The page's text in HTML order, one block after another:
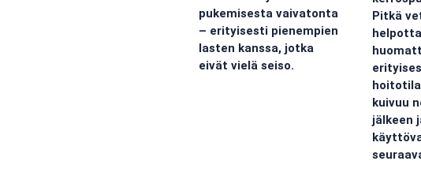
pukemisesta vaivatonta
– erityisesti pienempien
lasten kanssa, jotka
eivät vielä seiso.
Pitkä
kuivuu
jälkeen